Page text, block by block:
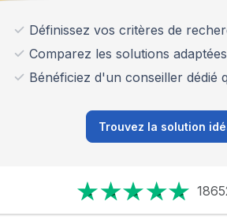
Définissez vos critères de
Comparez les solutions adaptées
Bénéficiez d'un conseiller dédié
Trouvez la solution